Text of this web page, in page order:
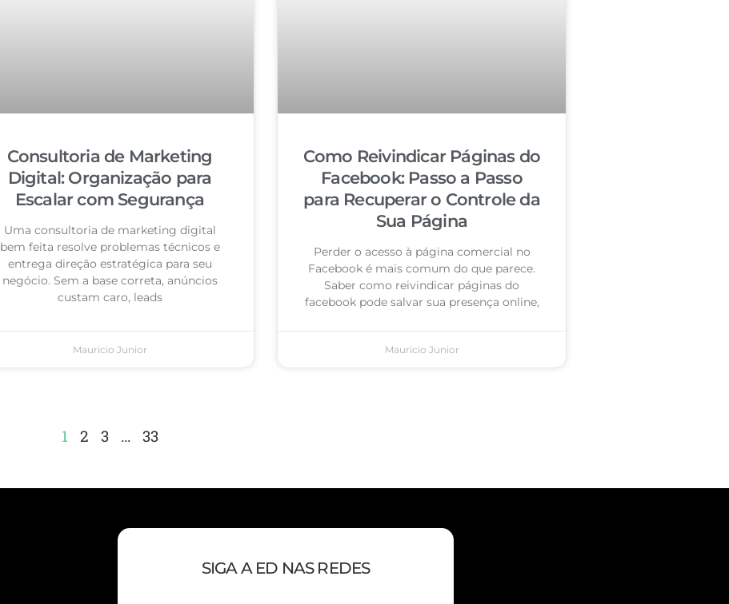
Consultoria de Marketing
Digital: Organização para
Escalar com Segurança
Uma consultoria de marketing digital
bem feita resolve problemas técnicos e
entrega direção estratégica para seu
negócio. Sem a base correta, anúncios
custam caro, leads
Mauricio Junior
Como Reivindicar Páginas do
Facebook: Passo a Passo
para Recuperar o Controle da
Sua Página
Perder o acesso à página comercial no
Facebook é mais comum do que parece.
Saber como reivindicar páginas do
facebook pode salvar sua presença online,
Mauricio Junior
1 2 3 … 33
SIGA A ED NAS REDES